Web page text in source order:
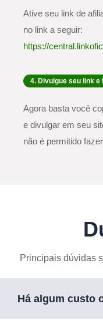
Ative seu link de
no link a seguir:
https://
4. Divulgue seu link e
Agora basta você
e divulgar em seu
não é permitido
Principais dúvidas
Há algum custo